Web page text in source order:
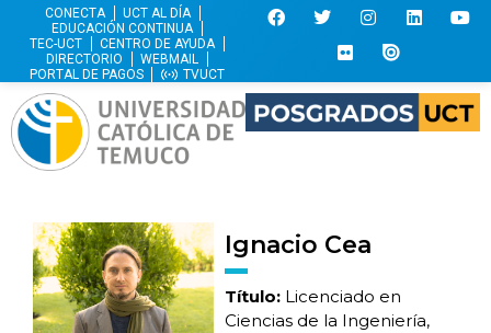
CONECTA
UCT AL DÍA
EDUCACIÓN CONTINUA
TEC-UCT
CENTRO DE AYUDA
DIRECTORIO
WEBMAIL
PORTAL DE PAGOS
TVUCT
Ignacio Cea
Título: Licenciado en
Ciencias de la Ingeniería,